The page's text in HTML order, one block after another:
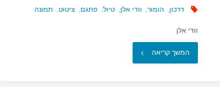
דרכון הומור וודי אלן טיול, פתגם ציטוט תמונה
וודי אלן
המשך קריאה "אם